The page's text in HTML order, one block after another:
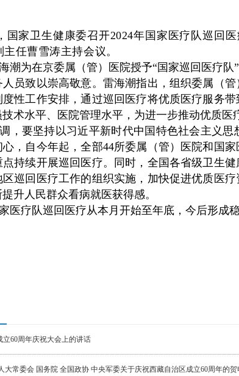
国家卫生健康委召开2024年国家医疗队巡回
任曹雪涛主持会议。
潮为在京委属（管）医院授予“国家巡回医疗
人员致以崇高敬意。雷海潮指出，组织委属（
度性工作安排，通过巡回医疗将优质医疗服务
术水平、医院管理水平，为进一步推动优质医
，要坚持以习近平新时代中国特色社会主义
，自今年起，全部44所委属（管）医院和国
持续开展巡回医疗。同时，全国各省级卫生
巡回医疗工作的组织实施，加快促进优质医
升人民群众看病就医获得感。
医疗队巡回医疗从本月开始至年底，今后形成
立60周年庆祝大会上的讲话
大常委会 国务院 全国政协 中央军委关于庆祝西藏自治区成立60周年的贺